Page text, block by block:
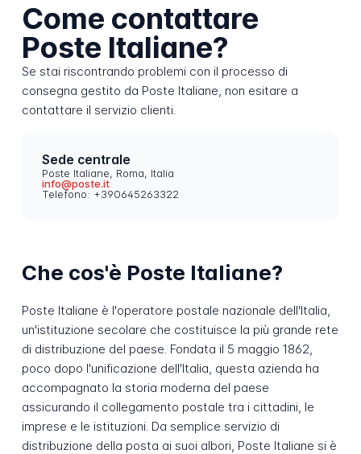
Come contattare
Poste Italiane?
Se stai riscontrando problemi con il processo di
consegna gestito da Poste Italiane, non esitare a
contattare il servizio clienti.
Sede centrale
Poste Italiane, Roma, Italia
info@poste.it
Telefono: +390645263322
Che cos'è Poste Italiane?
Poste Italiane è l'operatore postale nazionale dell'Italia,
un'istituzione secolare che costituisce la più grande rete
di distribuzione del paese. Fondata il 5 maggio 1862,
poco dopo l'unificazione dell'Italia, questa azienda ha
accompagnato la storia moderna del paese
assicurando il collegamento postale tra i cittadini, le
imprese e le istituzioni. Da semplice servizio di
distribuzione della posta ai suoi albori, Poste Italiane si è